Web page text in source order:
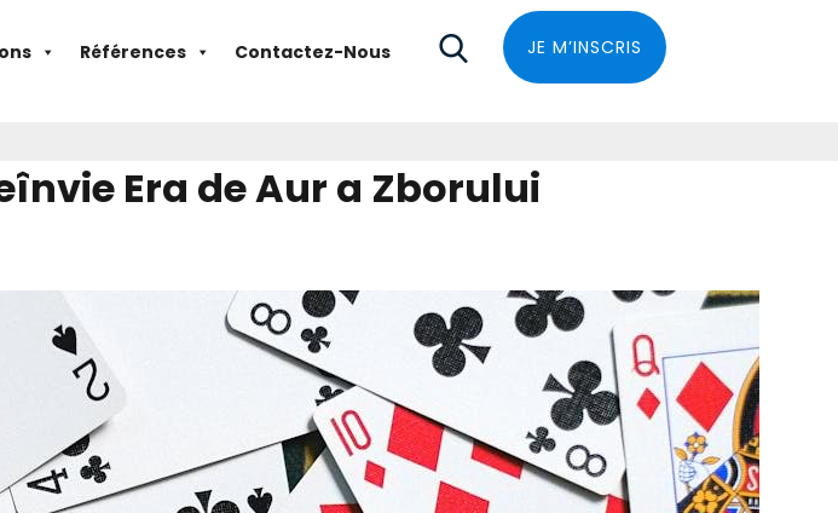
Références Contactez-Nous JE M’INSCRIS
Era de Aur a Zborului